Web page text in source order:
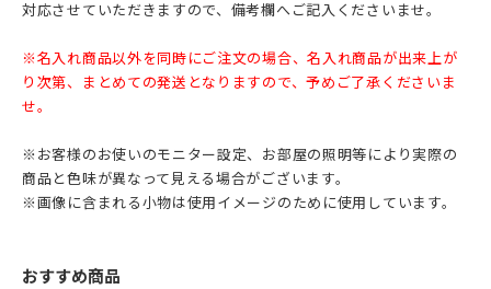
対応させていただきますので、備考欄へご記入くださいませ。
※名入れ商品以外を同時にご注文の場合、名入れ商品が出来上が
り次第、まとめての発送となりますので、予めご了承くださいま
せ。
※お客様のお使いのモニター設定、お部屋の照明等により実際の
商品と色味が異なって見える場合がございます。
※画像に含まれる小物は使用イメージのために使用しています。
おすすめ商品